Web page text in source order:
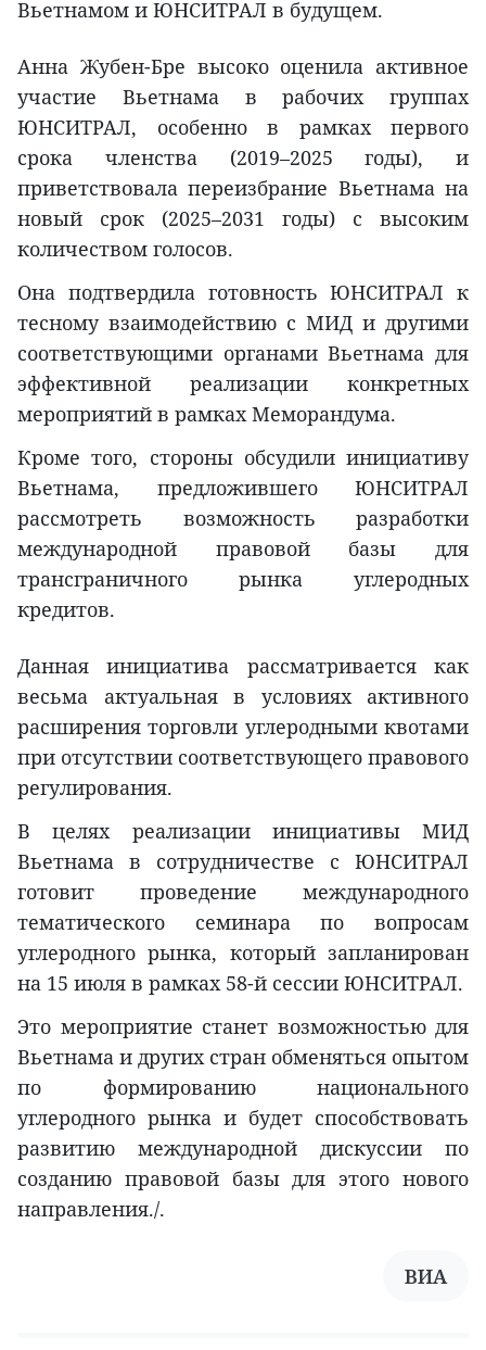
Вьетнамом и ЮНСИТРАЛ в будущем.
Анна Жубен-Бре высоко оценила активное
участие Вьетнама в рабочих группах
ЮНСИТРАЛ, особенно в рамках первого
срока членства (2019–2025 годы), и
приветствовала переизбрание Вьетнама на
новый срок (2025–2031 годы) с высоким
количеством голосов.
Она подтвердила готовность ЮНСИТРАЛ к
тесному взаимодействию с МИД и другими
соответствующими органами Вьетнама для
эффективной реализации конкретных
мероприятий в рамках Меморандума.
Кроме того, стороны обсудили инициативу
Вьетнама, предложившего ЮНСИТРАЛ
рассмотреть возможность разработки
международной правовой базы для
трансграничного рынка углеродных
кредитов.
Данная инициатива рассматривается как
весьма актуальная в условиях активного
расширения торговли углеродными квотами
при отсутствии соответствующего правового
регулирования.
В целях реализации инициативы МИД
Вьетнама в сотрудничестве с ЮНСИТРАЛ
готовит проведение международного
тематического семинара по вопросам
углеродного рынка, который запланирован
на 15 июля в рамках 58-й сессии ЮНСИТРАЛ.
Это мероприятие станет возможностью для
Вьетнама и других стран обменяться опытом
по формированию национального
углеродного рынка и будет способствовать
развитию международной дискуссии по
созданию правовой базы для этого нового
направления./.
ВИА